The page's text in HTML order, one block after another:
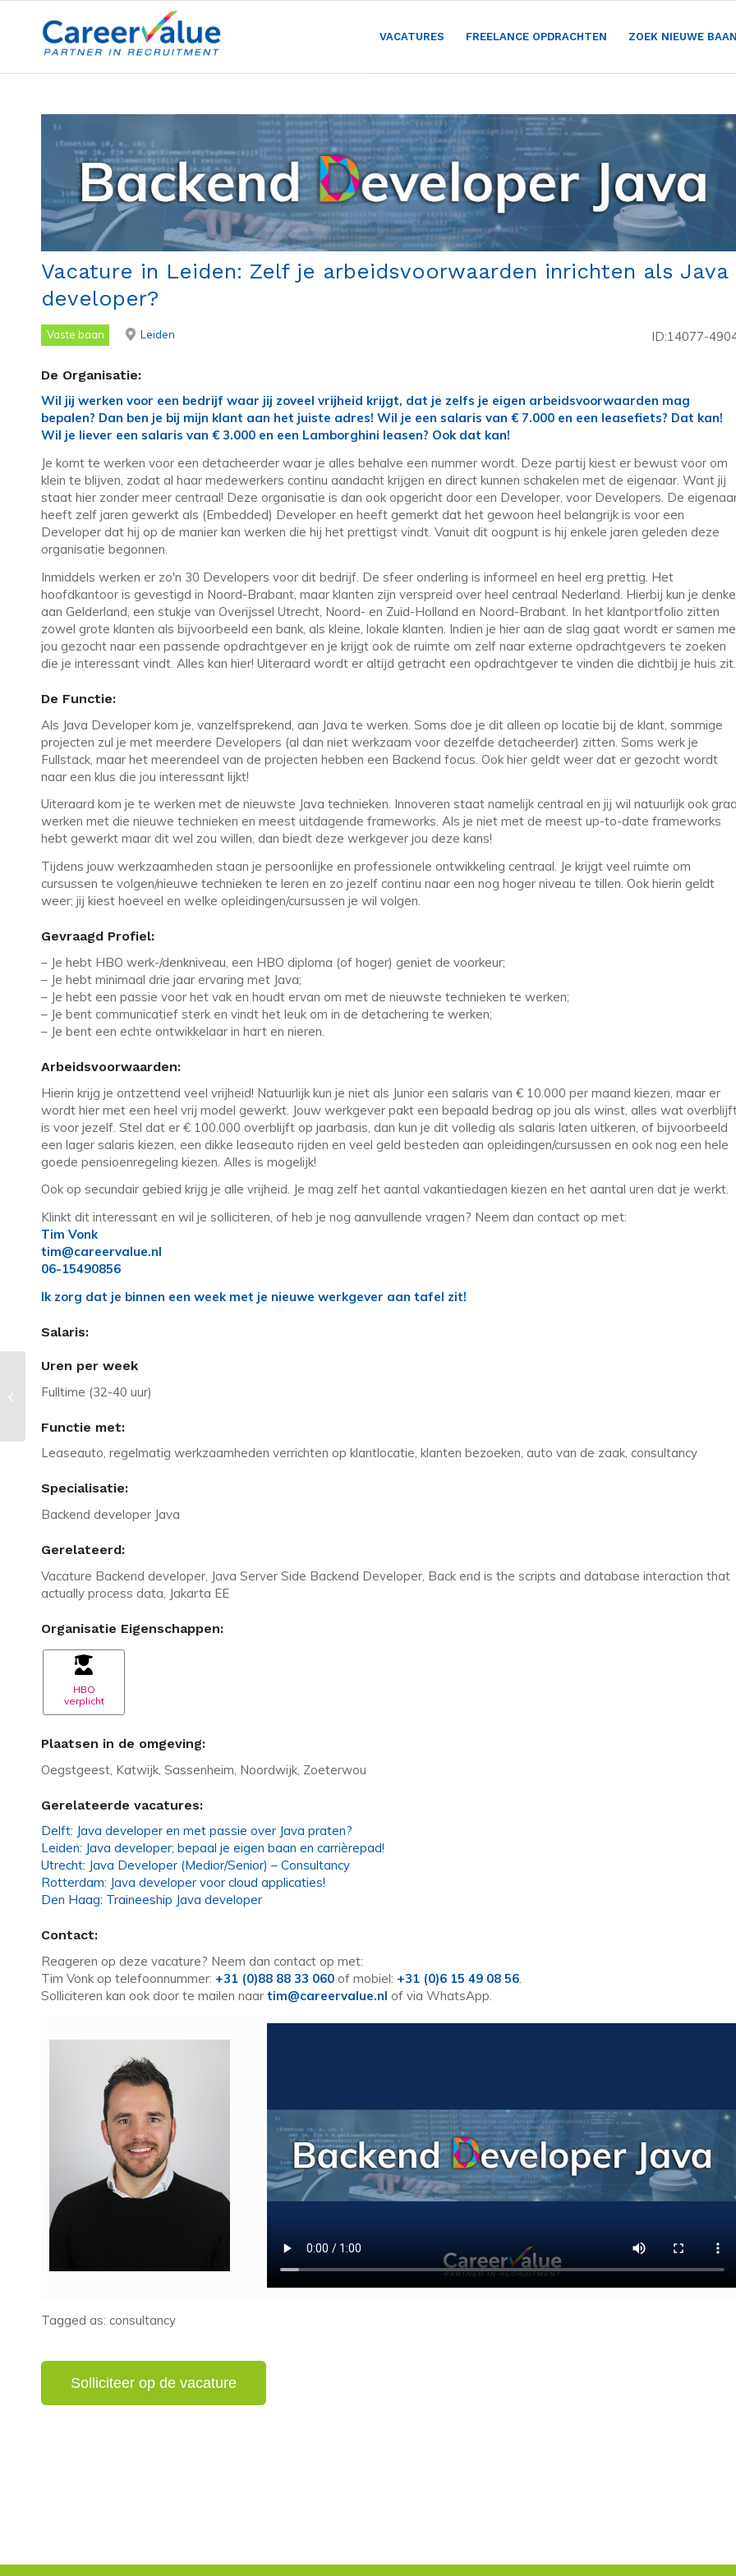
VACATURES FREELANCE OPDRACHTEN ZOEK NIEUWE
Vacature in Leiden: Zelf je arbeidsvoorwaarden inrichten als Java
developer?
Vaste baan Leiden ID:14077-
De Organisatie:
Wil jij werken voor een bedrijf waar jij zoveel vrijheid krijgt, dat je zelfs je eigen arbeidsvoorwaarden mag
bepalen? Dan ben je bij mijn klant aan het juiste adres! Wil je een salaris van € 7.000 en een leasefiets? Dat kan!
Wil je liever een salaris van € 3.000 en een Lamborghini leasen? Ook dat kan!
Je komt te werken voor een detacheerder waar je alles behalve een nummer wordt. Deze partij kiest er bewust voor om
klein te blijven, zodat al haar medewerkers continu aandacht krijgen en direct kunnen schakelen met de eigenaar. Want jij
staat hier zonder meer centraal! Deze organisatie is dan ook opgericht door een Developer, voor Developers. De
heeft zelf jaren gewerkt als (Embedded) Developer en heeft gemerkt dat het gewoon heel belangrijk is voor een
Developer dat hij op de manier kan werken die hij het prettigst vindt. Vanuit dit oogpunt is hij enkele jaren geleden deze
organisatie begonnen.
Inmiddels werken er zo'n 30 Developers voor dit bedrijf. De sfeer onderling is informeel en heel erg prettig. Het
hoofdkantoor is gevestigd in Noord-Brabant, maar klanten zijn verspreid over heel centraal Nederland. Hierbij kun je
aan Gelderland, een stukje van Overijssel Utrecht, Noord- en Zuid-Holland en Noord-Brabant. In het klantportfolio zitten
zowel grote klanten als bijvoorbeeld een bank, als kleine, lokale klanten. Indien je hier aan de slag gaat wordt er samen
jou gezocht naar een passende opdrachtgever en je krijgt ook de ruimte om zelf naar externe opdrachtgevers te zoeken
die je interessant vindt. Alles kan hier! Uiteraard wordt er altijd getracht een opdrachtgever te vinden die dichtbij je huis
De Functie:
Als Java Developer kom je, vanzelfsprekend, aan Java te werken. Soms doe je dit alleen op locatie bij de klant, sommige
projecten zul je met meerdere Developers (al dan niet werkzaam voor dezelfde detacheerder) zitten. Soms werk je
Fullstack, maar het meerendeel van de projecten hebben een Backend focus. Ook hier geldt weer dat er gezocht wordt
naar een klus die jou interessant lijkt!
Uiteraard kom je te werken met de nieuwste Java technieken. Innoveren staat namelijk centraal en jij wil natuurlijk ook
werken met die nieuwe technieken en meest uitdagende frameworks. Als je niet met de meest up-to-date frameworks
hebt gewerkt maar dit wel zou willen, dan biedt deze werkgever jou deze kans!
Tijdens jouw werkzaamheden staan je persoonlijke en professionele ontwikkeling centraal. Je krijgt veel ruimte om
cursussen te volgen/nieuwe technieken te leren en zo jezelf continu naar een nog hoger niveau te tillen. Ook hierin geldt
weer; jij kiest hoeveel en welke opleidingen/cursussen je wil volgen.
Gevraagd Profiel:
– Je hebt HBO werk-/denkniveau, een HBO diploma (of hoger) geniet de voorkeur;
– Je hebt minimaal drie jaar ervaring met Java;
– Je hebt een passie voor het vak en houdt ervan om met de nieuwste technieken te werken;
– Je bent communicatief sterk en vindt het leuk om in de detachering te werken;
– Je bent een echte ontwikkelaar in hart en nieren.
Arbeidsvoorwaarden:
Hierin krijg je ontzettend veel vrijheid! Natuurlijk kun je niet als Junior een salaris van € 10.000 per maand kiezen, maar er
wordt hier met een heel vrij model gewerkt. Jouw werkgever pakt een bepaald bedrag op jou als winst, alles wat
is voor jezelf. Stel dat er € 100.000 overblijft op jaarbasis, dan kun je dit volledig als salaris laten uitkeren, of bijvoorbeeld
een lager salaris kiezen, een dikke leaseauto rijden en veel geld besteden aan opleidingen/cursussen en ook nog een hele
goede pensioenregeling kiezen. Alles is mogelijk!
Ook op secundair gebied krijg je alle vrijheid. Je mag zelf het aantal vakantiedagen kiezen en het aantal uren dat je werkt.
Klinkt dit interessant en wil je solliciteren, of heb je nog aanvullende vragen? Neem dan contact op met:
Tim Vonk
tim@careervalue.nl
06-15490856
Ik zorg dat je binnen een week met je nieuwe werkgever aan tafel zit!
Salaris:
Uren per week
Fulltime (32-40 uur)
Functie met:
Leaseauto, regelmatig werkzaamheden verrichten op klantlocatie, klanten bezoeken, auto van de zaak, consultancy
Specialisatie:
Backend developer Java
Gerelateerd:
Vacature Backend developer, Java Server Side Backend Developer, Back end is the scripts and database interaction that
actually process data, Jakarta EE
Organisatie Eigenschappen:
HBO
verplicht
Plaatsen in de omgeving:
Oegstgeest, Katwijk, Sassenheim, Noordwijk, Zoeterwou
Gerelateerde vacatures:
Delft: Java developer en met passie over Java praten?
Leiden: Java developer; bepaal je eigen baan en carrièrepad!
Utrecht: Java Developer (Medior/Senior) – Consultancy
Rotterdam: Java developer voor cloud applicaties!
Den Haag: Traineeship Java developer
Contact:
Reageren op deze vacature? Neem dan contact op met:
Tim Vonk op telefoonnummer: +31 (0)88 88 33 060 of mobiel: +31 (0)6 15 49 08 56.
Solliciteren kan ook door te mailen naar tim@careervalue.nl of via WhatsApp.
Tagged as: consultancy
arbeidsvoorwaarden inrichten .NET